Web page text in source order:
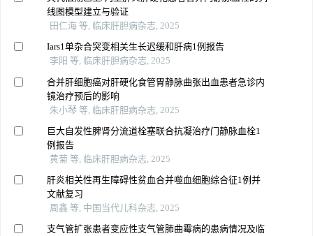
线图模型建立与验证
田仁海 等, 临床肝胆病杂志, 2025
Iars1单杂合突变相关生长迟缓和肝病1例报告
李阳 等, 临床肝胆病杂志, 2025
合并肝细胞癌对肝硬化食管胃静脉曲张出血患者急诊内
镜治疗预后的影响
朱小琴 等, 临床肝胆病杂志, 2025
巨大自发性脾肾分流道栓塞联合抗凝治疗门静脉血栓1
例报告
黄菊 等, 临床肝胆病杂志, 2025
肝炎相关性再生障碍性贫血合并噬血细胞综合征1例并
文献复习
周鑫 等, 中国当代儿科杂志, 2025
支气管扩张患者变应性支气管肺曲霉病的患病情况及临